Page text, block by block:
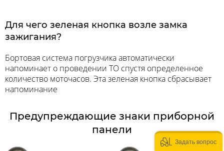
Для чего зеленая кнопка возле замка
зажигания?
Бортовая система погрузчика автоматически
напоминает о проведении ТО спустя определенное
количество моточасов. Эта зеленая кнопка сбрасывает
напоминание
Предупреждающие знаки приборной
панели
Задать вопрос